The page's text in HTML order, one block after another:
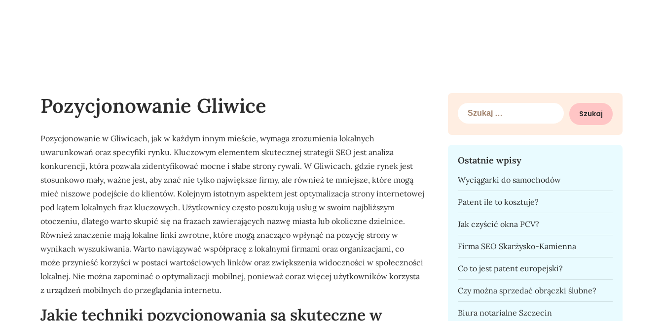
Pozycjonowanie Gliwice
Pozycjonowanie w Gliwicach, jak w każdym innym mieście, wymaga zrozumienia lokalnych
uwarunkowań oraz specyfiki rynku. Kluczowym elementem skutecznej strategii SEO jest analiza
konkurencji, która pozwala zidentyfikować mocne i słabe strony rywali. W Gliwicach, gdzie rynek jest
stosunkowo mały, ważne jest, aby znać nie tylko największe firmy, ale również te mniejsze, które mogą
mieć niszowe podejście do klientów. Kolejnym istotnym aspektem jest optymalizacja strony internetowej
pod kątem lokalnych fraz kluczowych. Użytkownicy często poszukują usług w swoim najbliższym
otoczeniu, dlatego warto skupić się na frazach zawierających nazwę miasta lub okoliczne dzielnice.
Również znaczenie mają lokalne linki zwrotne, które mogą znacząco wpłynąć na pozycję strony w
wynikach wyszukiwania. Warto nawiązywać współpracę z lokalnymi firmami oraz organizacjami, co
może przynieść korzyści w postaci wartościowych linków oraz zwiększenia widoczności w społeczności
lokalnej. Nie można zapominać o optymalizacji mobilnej, ponieważ coraz więcej użytkowników korzysta
z urządzeń mobilnych do przeglądania internetu.
Jakie techniki pozycjonowania są skuteczne w
Szukaj:
Ostatnie wpisy
Wyciągarki do samochodów
Patent ile to kosztuje?
Jak czyścić okna PCV?
Firma SEO Skarżysko-Kamienna
Co to jest patent europejski?
Czy można sprzedać obrączki ślubne?
Biura notarialne Szczecin